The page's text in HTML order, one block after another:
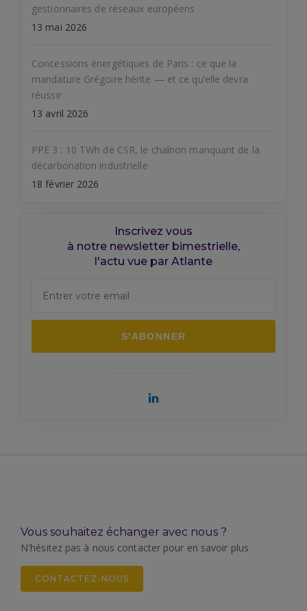
gestionnaires de réseaux européens
13 mai 2026
Concessions énergétiques de Paris : ce que la
mandature Grégoire hérite — et ce qu’elle devra
réussir
13 avril 2026
PPE 3 : 10 TWh de CSR, le chaînon manquant de la
décarbonation industrielle
18 février 2026
Inscrivez vous
à notre newsletter bimestrielle,
l'actu vue par Atlante
Vous souhaitez échanger avec nous ?
N'hésitez pas à nous contacter pour en savoir plus
CONTACTEZ-NOUS